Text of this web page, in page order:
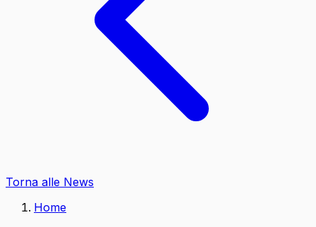
Torna alle News
Home